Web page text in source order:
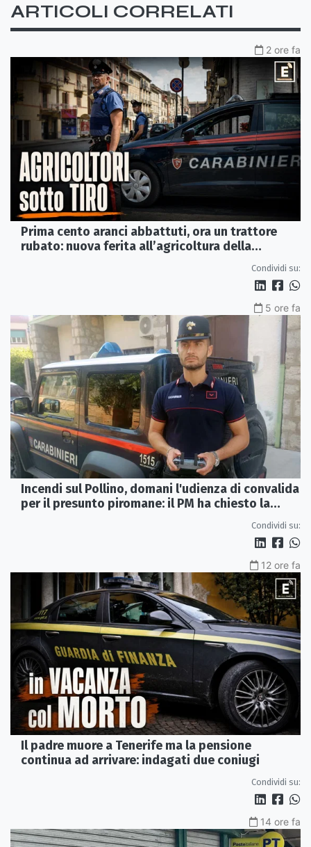
ARTICOLI CORRELATI
2 ore fa
Prima cento aranci abbattuti, ora un trattore
rubato: nuova ferita all’agricoltura della
Condividi su:
5 ore fa
Incendi sul Pollino, domani l'udienza di convalida
per il presunto piromane: il PM ha chiesto la
Condividi su:
12 ore fa
Il padre muore a Tenerife ma la pensione
continua ad arrivare: indagati due coniugi
Condividi su:
14 ore fa